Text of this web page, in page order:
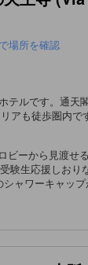
場所を確認
テルです。通天
アも徒歩圏内で
から見渡せる景色
験生応援しおり